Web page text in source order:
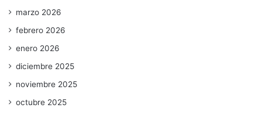
marzo 2026
febrero 2026
enero 2026
diciembre 2025
noviembre 2025
octubre 2025